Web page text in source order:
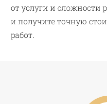
от услуги и сложности
и получите точную
работ.